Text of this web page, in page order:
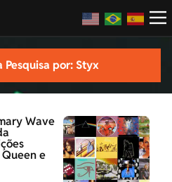
Pesquisa por: Styx
Wave
e